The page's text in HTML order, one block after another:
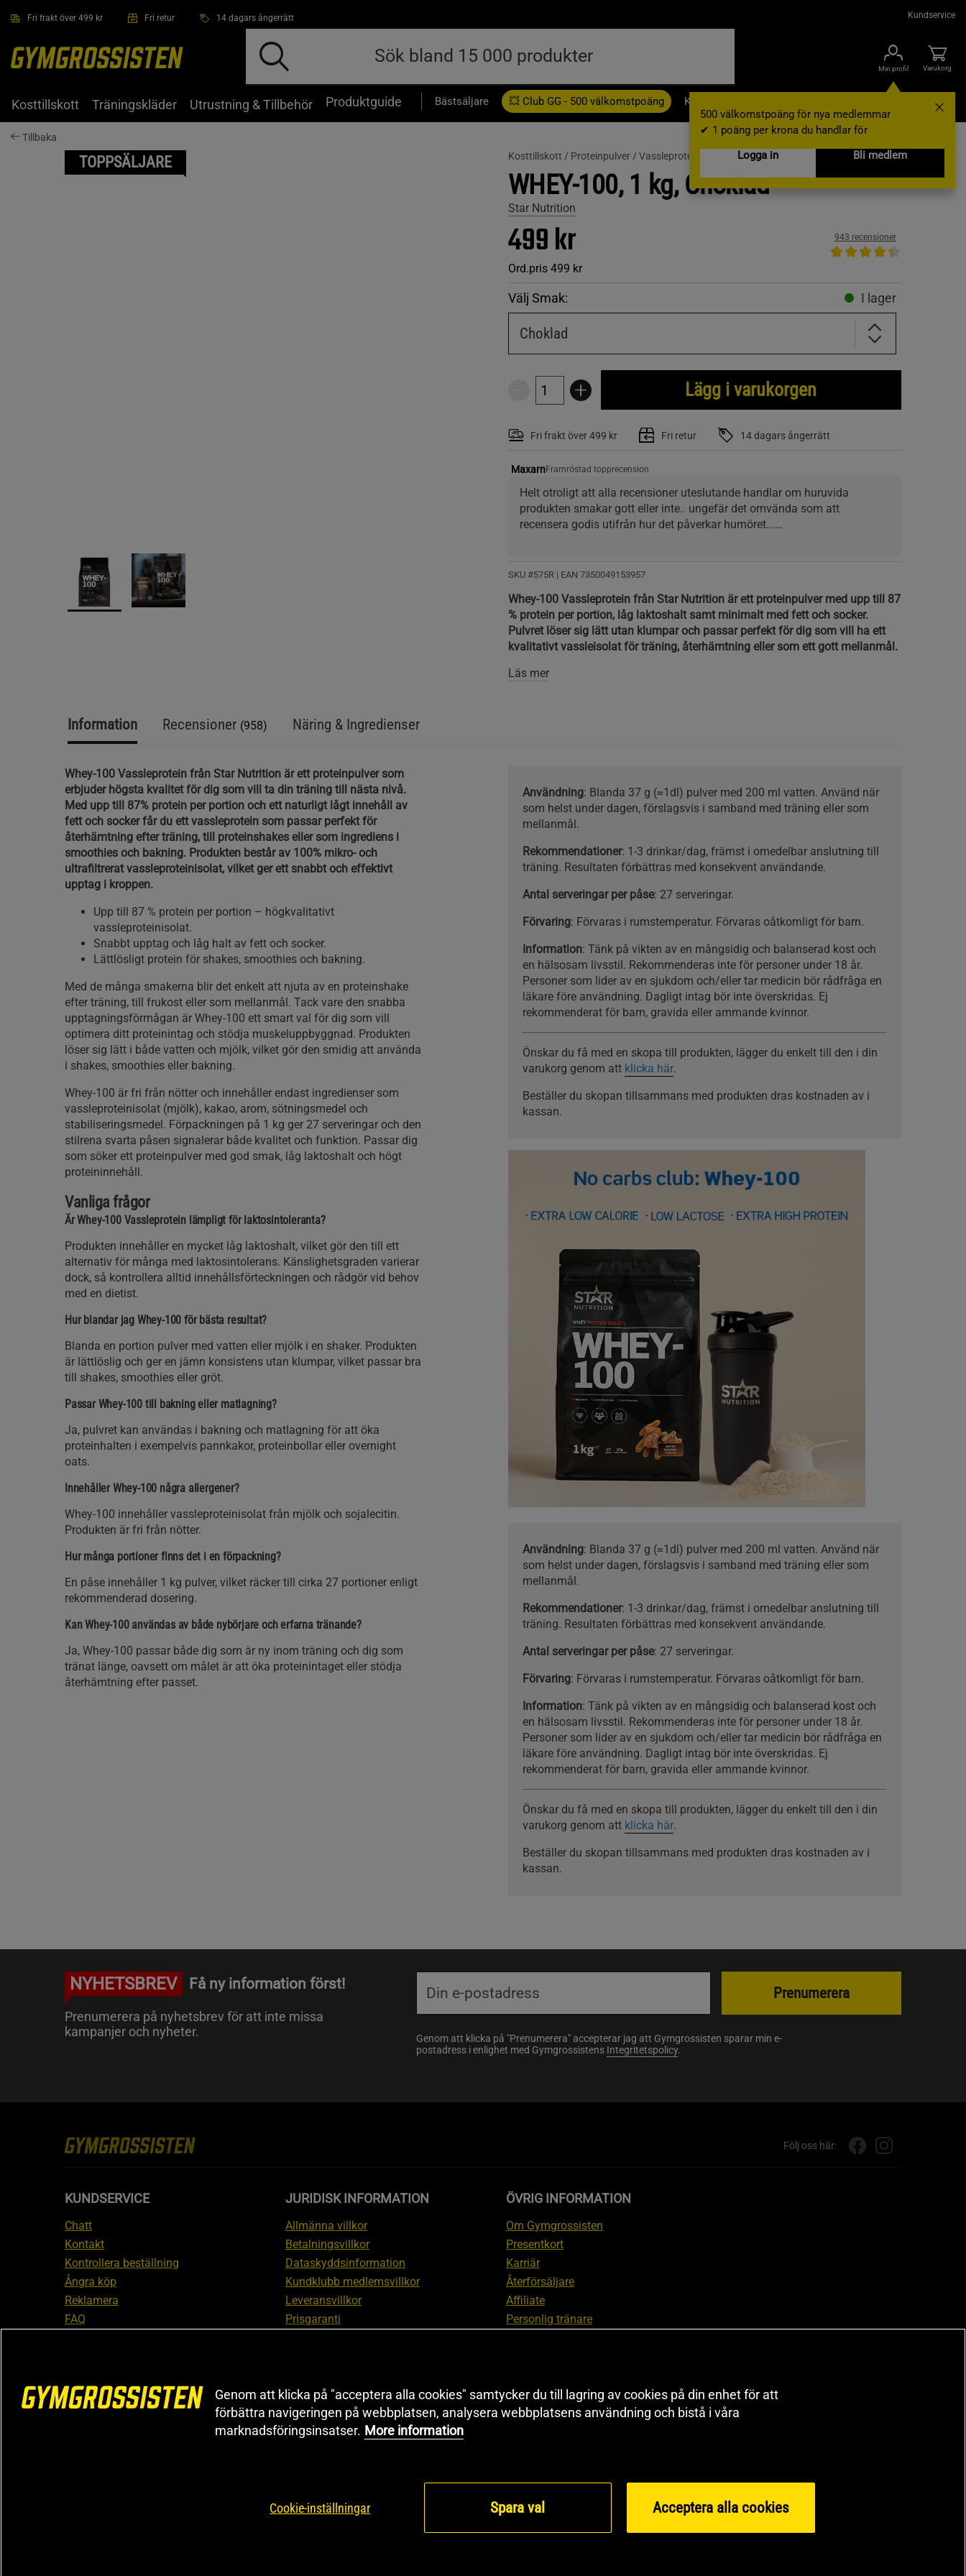
Fri frakt över 499 kr Fri retur 14 dagars ångerrätt Kundservice
Min profil
500 välkomstpoäng för nya medlemmar
✔ 1 poäng per krona du handlar för
Logga in
Bli medlem
Varukorg
Kosttillskott Träningskläder Utrustning & Tillbehör Produktguide Bästsäljare 💥 Club GG - 500 välkomstpoäng Kampanjer
Tillbaka
TOPPSÄLJARE Kosttillskott / Proteinpulver / Vassleprotein
WHEY-100, 1 kg, Choklad
Star Nutrition
499 kr
Ord.pris 499 kr
943 recensioner
Välj Smak: I lager
Choklad
Lägg i varukorgen
Fri frakt över 499 kr Fri retur 14 dagars ångerrätt
MaxarnFramröstad topprecension
Helt otroligt att alla recensioner uteslutande handlar om huruvida
produkten smakar gott eller inte.. ungefär det omvända som att
recensera godis utifrån hur det påverkar humöret...
+lättlösligt även i ljummet/halvkallt vatten.
+muskler kännbart hardare än tidigare period med whey-80?
Men nä då.. smakar smaskigt, man blir ofta sugen på ett glas till.. mmm
raparna smakar äkta werthers original.. luktar så gott att dricker lite extra
innan läggdags....
SKU #575R | EAN 7350049153957
Whey-100 Vassleprotein från Star Nutrition är ett proteinpulver med upp till 87
% protein per portion, låg laktoshalt samt minimalt med fett och socker.
Pulvret löser sig lätt utan klumpar och passar perfekt för dig som vill ha ett
kvalitativt vassleisolat för träning, återhämtning eller som ett gott mellanmål.
Läs mer
Information Recensioner (958) Näring & Ingredienser
Whey-100 Vassleprotein från Star Nutrition är ett proteinpulver som
erbjuder högsta kvalitet för dig som vill ta din träning till nästa nivå.
Med upp till 87% protein per portion och ett naturligt lågt innehåll av
fett och socker får du ett vassleprotein som passar perfekt för
återhämtning efter träning, till proteinshakes eller som ingrediens i
smoothies och bakning. Produkten består av 100% mikro- och
ultrafiltrerat vassleproteinisolat, vilket ger ett snabbt och effektivt
upptag i kroppen.
Upp till 87 % protein per portion – högkvalitativt
vassleproteinisolat.
Snabbt upptag och låg halt av fett och socker.
Lättlösligt protein för shakes, smoothies och bakning.
Med de många smakerna blir det enkelt att njuta av en proteinshake
efter träning, till frukost eller som mellanmål. Tack vare den snabba
upptagningsförmågan är Whey-100 ett smart val för dig som vill
optimera ditt proteinintag och stödja muskeluppbyggnad. Produkten
löser sig lätt i både vatten och mjölk, vilket gör den smidig att använda
i shakes, smoothies eller bakning.
Whey-100 är fri från nötter och innehåller endast ingredienser som
vassleproteinisolat (mjölk), kakao, arom, sötningsmedel och
stabiliseringsmedel. Förpackningen på 1 kg ger 27 serveringar och den
stilrena svarta påsen signalerar både kvalitet och funktion. Passar dig
som söker ett proteinpulver med god smak, låg laktoshalt och högt
proteininnehåll.
Vanliga frågor
Är Whey-100 Vassleprotein lämpligt för laktosintoleranta?
Produkten innehåller en mycket låg laktoshalt, vilket gör den till ett
alternativ för många med laktosintolerans. Känslighetsgraden varierar
dock, så kontrollera alltid innehållsförteckningen och rådgör vid behov
med en dietist.
Hur blandar jag Whey-100 för bästa resultat?
Blanda en portion pulver med vatten eller mjölk i en shaker. Produkten
är lättlöslig och ger en jämn konsistens utan klumpar, vilket passar bra
till shakes, smoothies eller gröt.
Passar Whey-100 till bakning eller matlagning?
Ja, pulvret kan användas i bakning och matlagning för att öka
proteinhalten i exempelvis pannkakor, proteinbollar eller overnight
oats.
Innehåller Whey-100 några allergener?
Whey-100 innehåller vassleproteinisolat från mjölk och sojalecitin.
Produkten är fri från nötter.
Hur många portioner finns det i en förpackning?
En påse innehåller 1 kg pulver, vilket räcker till cirka 27 portioner enligt
rekommenderad dosering.
Kan Whey-100 användas av både nybörjare och erfarna tränande?
Ja, Whey-100 passar både dig som är ny inom träning och dig som
tränat länge, oavsett om målet är att öka proteinintaget eller stödja
återhämtning efter passet.
Användning: Blanda 37 g (≈1dl) pulver med 200 ml vatten. Använd när
som helst under dagen, förslagsvis i samband med träning eller som
mellanmål.
Rekommendationer: 1-3 drinkar/dag, främst i omedelbar anslutning till
träning. Resultaten förbättras med konsekvent användande.
Antal serveringar per påse: 27 serveringar.
Förvaring: Förvaras i rumstemperatur. Förvaras oåtkomligt för barn.
Information: Tänk på vikten av en mångsidig och balanserad kost och
en hälsosam livsstil. Rekommenderas inte för personer under 18 år.
Personer som lider av en sjukdom och/eller tar medicin bör rådfråga en
läkare före användning. Dagligt intag bör inte överskridas. Ej
rekommenderat för barn, gravida eller ammande kvinnor.
Önskar du få med en skopa till produkten, lägger du enkelt till den i din
varukorg genom att klicka här.
Beställer du skopan tillsammans med produkten dras kostnaden av i
kassan.
Användning: Blanda 37 g (≈1dl) pulver med 200 ml vatten. Använd när
som helst under dagen, förslagsvis i samband med träning eller som
mellanmål.
Rekommendationer: 1-3 drinkar/dag, främst i omedelbar anslutning till
träning. Resultaten förbättras med konsekvent användande.
Antal serveringar per påse: 27 serveringar.
Förvaring: Förvaras i rumstemperatur. Förvaras oåtkomligt för barn.
Information: Tänk på vikten av en mångsidig och balanserad kost och
en hälsosam livsstil. Rekommenderas inte för personer under 18 år.
Personer som lider av en sjukdom och/eller tar medicin bör rådfråga en
läkare före användning. Dagligt intag bör inte överskridas. Ej
rekommenderat för barn, gravida eller ammande kvinnor.
Önskar du få med en skopa till produkten, lägger du enkelt till den i din
varukorg genom att klicka här.
Beställer du skopan tillsammans med produkten dras kostnaden av i
kassan.
NYHETSBREV Få ny information först!
Prenumerera på nyhetsbrev för att inte missa
kampanjer och nyheter.
Genom att klicka på "Prenumerera" accepterar jag att Gymgrossisten sparar min e-
postadress i enlighet med Gymgrossistens Integritetspolicy.
Prenumerera
Följ oss här:
KUNDSERVICE
Chatt
Kontakt
Kontrollera beställning
Ångra köp
Reklamera
FAQ
JURIDISK INFORMATION
Allmänna villkor
Betalningsvillkor
Dataskyddsinformation
Kundklubb medlemsvillkor
Leveransvillkor
Prisgaranti
ÖVRIG INFORMATION
Om Gymgrossisten
Presentkort
Karriär
Återförsäljare
Affiliate
Personlig tränare
Black Friday
Artiklar & Övningar
Genom att klicka på "acceptera alla cookies" samtycker du till lagring av cookies på din enhet för att
förbättra navigeringen på webbplatsen, analysera webbplatsens användning och bistå i våra
marknadsföringsinsatser. More information
Cookie-inställningar Spara val Acceptera alla cookies